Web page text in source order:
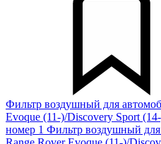
Фильтр воздушный для
Evoque (11-)/Discovery Sport
номер 1 Фильтр воздушный